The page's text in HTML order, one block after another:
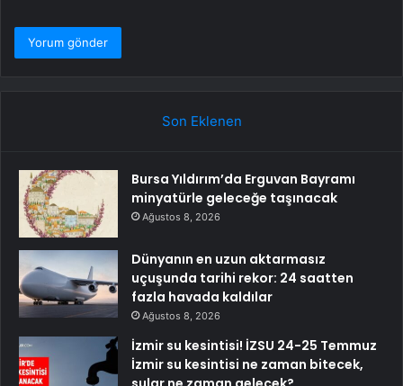
Son Eklenen
Bursa Yıldırım’da Erguvan Bayramı
minyatürle geleceğe taşınacak
Ağustos 8, 2026
Dünyanın en uzun aktarmasız
uçuşunda tarihi rekor: 24 saatten
fazla havada kaldılar
Ağustos 8, 2026
İzmir su kesintisi! İZSU 24-25 Temmuz
İzmir su kesintisi ne zaman bitecek,